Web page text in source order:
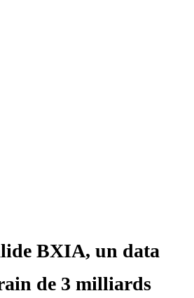
BXIA, un data
de 3 milliards